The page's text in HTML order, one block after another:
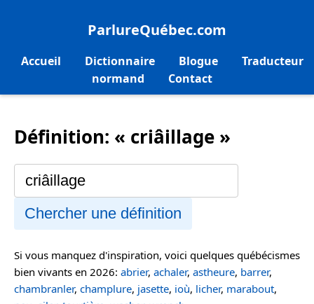
ParlureQuébec.com
Accueil Dictionnaire Blogue
Traducteur
normand
Contact
Définition: « criâillage »
Chercher une définition
Si vous manquez d'inspiration, voici quelques québécismes
bien vivants en 2026: abrier, achaler, astheure, barrer,
chambranler, champlure, jasette, ioù, licher, marabout,